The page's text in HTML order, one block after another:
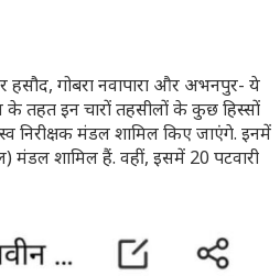
हसौद, गोबरा नवापारा और अभनपुर- ये
के तहत इन चारों तहसीलों के कुछ हिस्सों
निरीक्षक मंडल शामिल किए जाएंगे. इनमें
मंडल शामिल हैं. वहीं, इसमें 20 पटवारी